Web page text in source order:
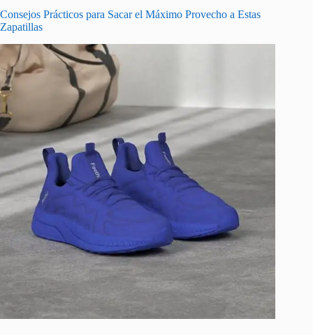
Consejos Prácticos para Sacar el Máximo Provecho a Estas
Zapatillas